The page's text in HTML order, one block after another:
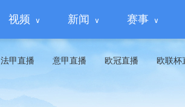
视频 新闻 赛事
法甲直播 意甲直播 欧冠直播 欧联杯